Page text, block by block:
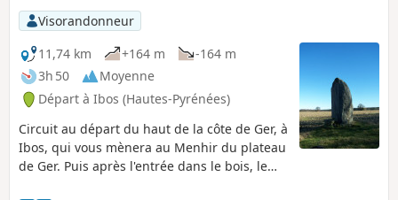
Visorandonneur
11,74 km
+164 m
-164 m
3h 50
Moyenne
Départ à Ibos (Hautes-Pyrénées)
Circuit au départ du haut de la côte de Ger, à
Ibos, qui vous mènera au Menhir du plateau
de Ger. Puis après l'entrée dans le bois, le